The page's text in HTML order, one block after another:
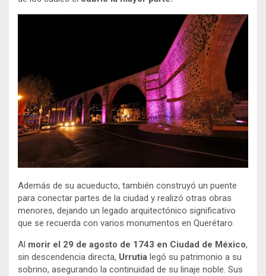
Además de su acueducto, también construyó un puente
para conectar partes de la ciudad y realizó otras obras
menores, dejando un legado arquitectónico significativo
que se recuerda con varios monumentos en Querétaro.
Al morir el 29 de agosto de 1743 en Ciudad de México,
sin descendencia directa, Urrutia legó su patrimonio a su
sobrino, asegurando la continuidad de su linaje noble. Sus